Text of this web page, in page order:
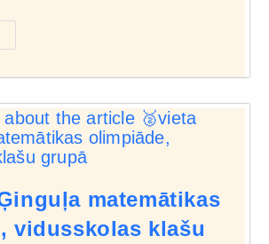
matemātikas
vidusskolas klašu